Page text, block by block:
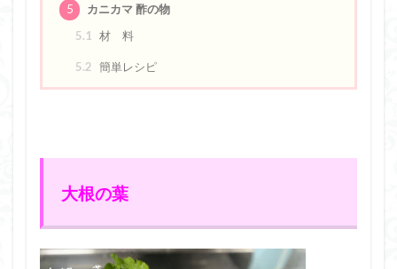
5
カニカマ 酢の物
5.1 材 料
5.2 簡単レシピ
大根の葉